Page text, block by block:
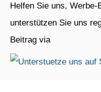
Helfen Sie uns, Werbe-
unterstützen Sie uns
Beitrag via